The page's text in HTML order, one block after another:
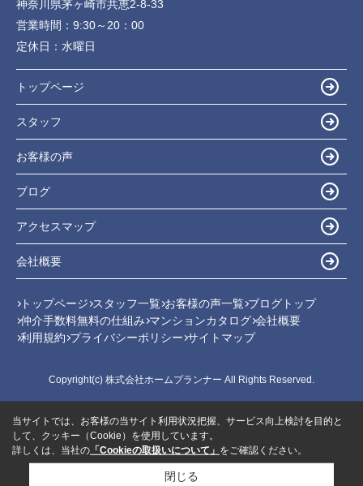
神奈川県茅ヶ崎市共恵2-8-33
営業時間： 9:30～20：00
定休日： 水曜日
トップページ
スタッフ
お客様の声
ブログ
アクセスマップ
会社概要
トップページ スタッフ一覧 お客様の声一覧 ブログトップ
仲介手数料無料の仕組み マンションカタログ 会社概要
利用規約 プライバシーポリシー サイトマップ
Copyright(c) 株式会社ホームプランナー All Rights Reserved.
当サイトでは、お客様の当サイト利用状況把握、サービス向上検討を目的と
して、クッキー（Cookie）を使用しています。
詳しくは、当社の 「Cookieの取扱いについて」 をご確認ください。
閉じる